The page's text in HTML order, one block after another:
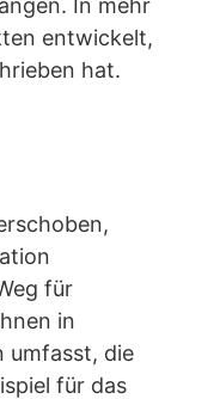
In mehr
entwickelt,
hat.
für
in
umfasst, die
für das